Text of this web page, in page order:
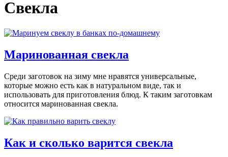
Свекла
Маринованная свекла
Среди заготовок на зиму мне нравятся универсальные,
которые можно есть как в натуральном виде, так и
использовать для приготовления блюд. К таким заготовкам
относится маринованная свекла.
Как и сколько варится свекла